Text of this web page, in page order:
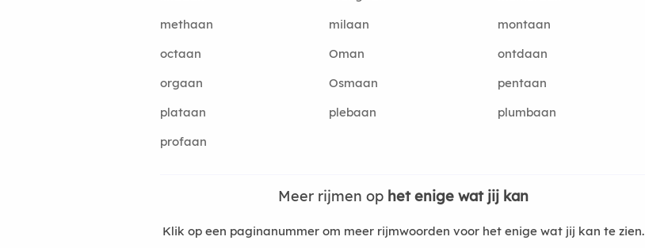
methaan
milaan
montaan
octaan
Oman
ontdaan
orgaan
Osmaan
pentaan
plataan
plebaan
plumbaan
profaan
Meer rijmen op het enige wat jij kan
Klik op een paginanummer om meer rijmwoorden voor het enige wat jij kan te zien.